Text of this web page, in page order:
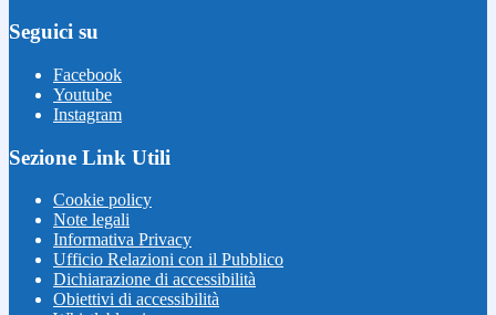
Seguici su
Facebook
Youtube
Instagram
Sezione Link Utili
Cookie policy
Note legali
Informativa Privacy
Ufficio Relazioni con il Pubblico
Dichiarazione di accessibilità
Obiettivi di accessibilità